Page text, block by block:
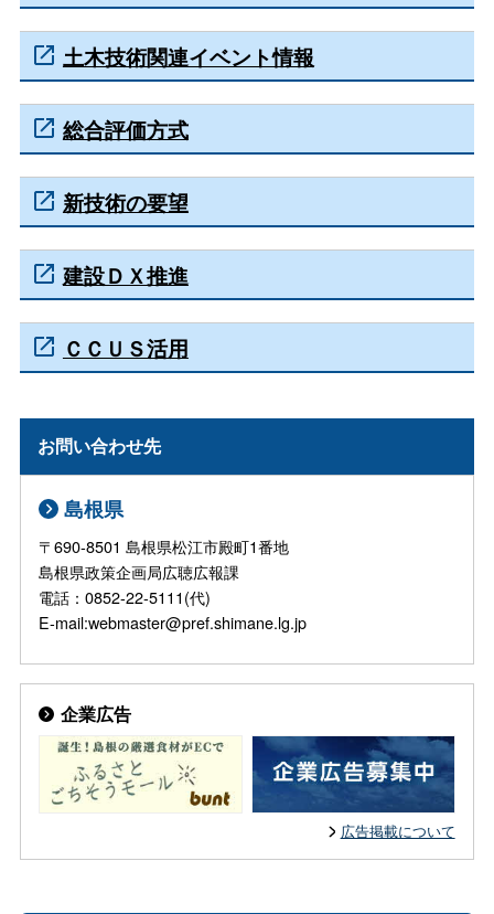
土木技術関連イベント情報
総合評価方式
新技術の要望
建設ＤＸ推進
ＣＣＵＳ活用
お問い合わせ先
島根県
〒690-8501 島根県松江市殿町1番地
島根県政策企画局広聴広報課
電話：0852-22-5111(代)
E-mail:webmaster@pref.shimane.lg.jp
企業広告
広告掲載について